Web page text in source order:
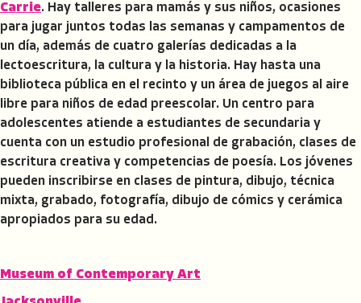
Carrie. Hay talleres para mamás y sus niños, ocasiones
para jugar juntos todas las semanas y campamentos de
un día, además de cuatro galerías dedicadas a la
lectoescritura, la cultura y la historia. Hay hasta una
biblioteca pública en el recinto y un área de juegos al aire
libre para niños de edad preescolar. Un centro para
adolescentes atiende a estudiantes de secundaria y
cuenta con un estudio profesional de grabación, clases de
escritura creativa y competencias de poesía. Los jóvenes
pueden inscribirse en clases de pintura, dibujo, técnica
mixta, grabado, fotografía, dibujo de cómics y cerámica
apropiados para su edad.
Museum of Contemporary Art